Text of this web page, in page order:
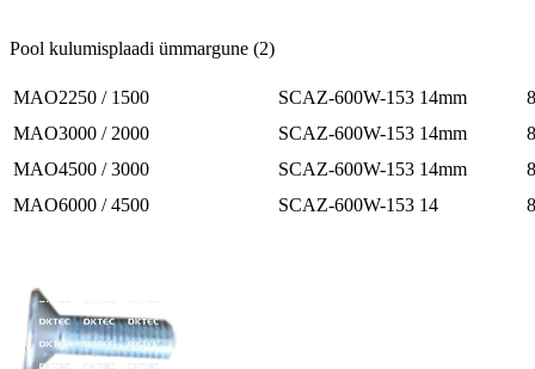
Pool kulumisplaadi ümmargune (2)
MAO2250 / 1500 SCAZ-600W-153 14mm
8
MAO3000 / 2000
SCAZ-600W-153 14mm
8
MAO4500 / 3000
SCAZ-600W-153 14mm
8
MAO6000 / 4500
SCAZ-600W-153 14 8